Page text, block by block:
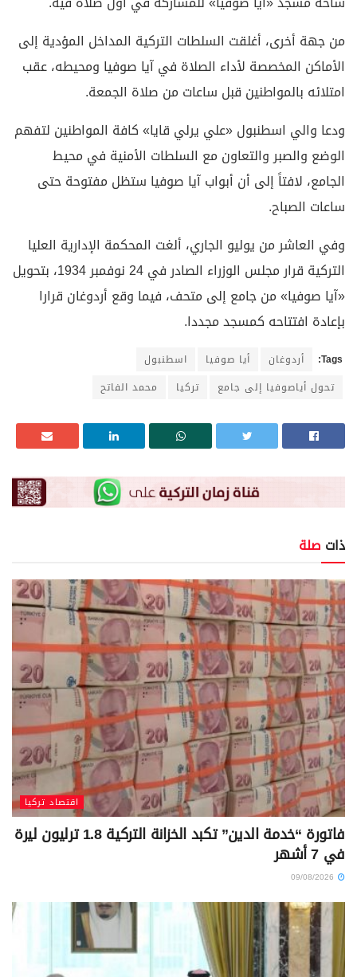
من جهة أخرى، أغلقت السلطات التركية المداخل المؤدية إلى
الأماكن المخصصة لأداء الصلاة في آيا صوفيا ومحيطه، عقب
امتلائه بالمواطنين قبل ساعات من صلاة الجمعة.
ودعا والي اسطنبول «علي يرلي قايا» كافة المواطنين لتفهم
الوضع والصبر والتعاون مع السلطات الأمنية في محيط
الجامع، لافتاً إلى أن أبواب آيا صوفيا ستظل مفتوحة حتى
ساعات الصباح.
وفي العاشر من يوليو الجاري، ألغت المحكمة الإدارية العليا
التركية قرار مجلس الوزراء الصادر في 24 نوفمبر 1934، بتحويل
«آيا صوفيا» من جامع إلى متحف، فيما وقع أردوغان قرارا
بإعادة افتتاحه كمسجد مجددا.
Tags: أردوغان أيا صوفيا
اسطنبول
تحول أياصوفيا إلى جامع
تركيا محمد الفاتح
ذات صلة
اقتصاد تركيا
فاتورة “خدمة الدين” تكبد الخزانة التركية 1.8 ترليون ليرة
في 7 أشهر